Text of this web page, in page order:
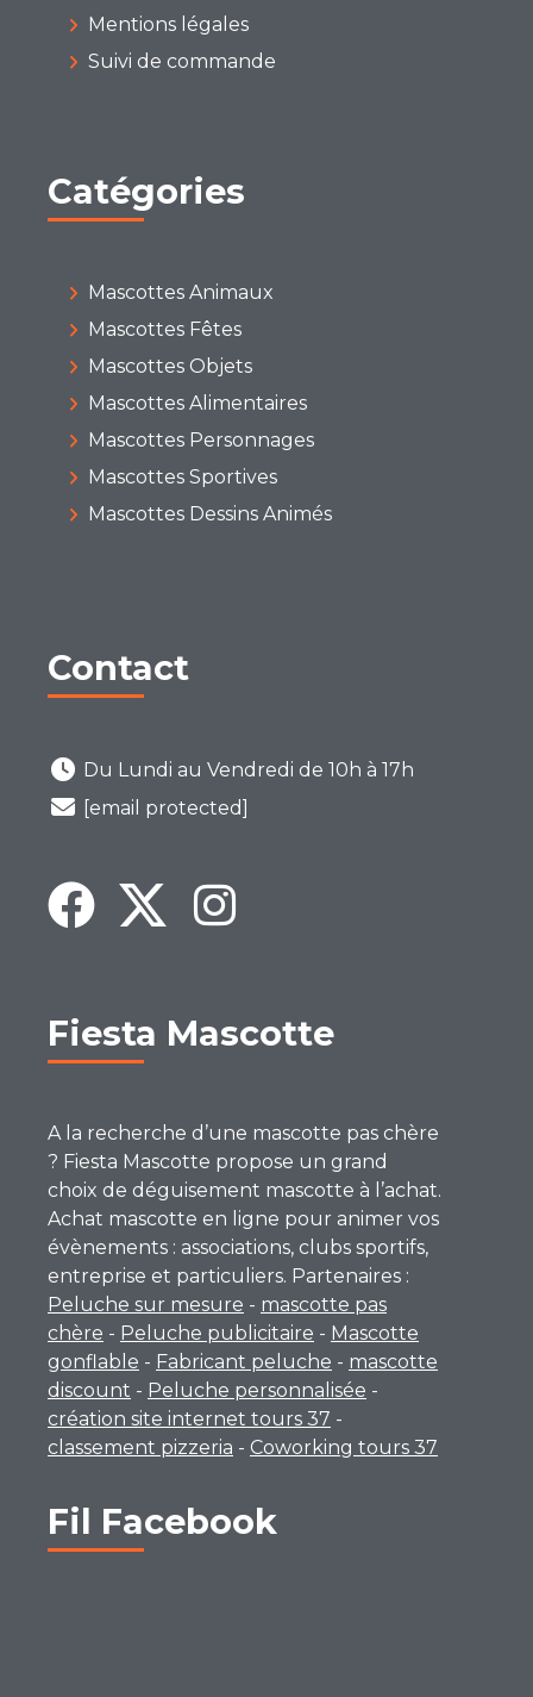
Mentions légales
Suivi de commande
Catégories
Mascottes Animaux
Mascottes Fêtes
Mascottes Objets
Mascottes Alimentaires
Mascottes Personnages
Mascottes Sportives
Mascottes Dessins Animés
Contact
Du Lundi au Vendredi de 10h à 17h
[email protected]
Fiesta Mascotte
A la recherche d’une mascotte pas chère
? Fiesta Mascotte propose un grand
choix de déguisement mascotte à l’achat.
Achat mascotte en ligne pour animer vos
évènements : associations, clubs sportifs,
entreprise et particuliers. Partenaires :
Peluche sur mesure - mascotte pas
chère - Peluche publicitaire - Mascotte
gonflable - Fabricant peluche - mascotte
discount - Peluche personnalisée -
création site internet tours 37 -
classement pizzeria - Coworking tours 37
Fil Facebook